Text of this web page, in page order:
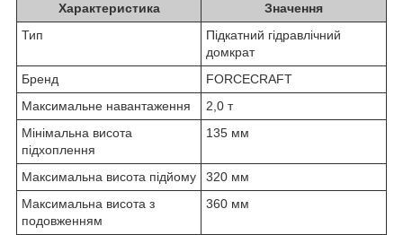
Характеристика
Значення
Тип
Підкатний гідравлічний
домкрат
Бренд
FORCECRAFT
Максимальне навантаження
2,0 т
Мінімальна висота
підхоплення
135 мм
Максимальна висота підйому
320 мм
Максимальна висота з
подовженням
360 мм